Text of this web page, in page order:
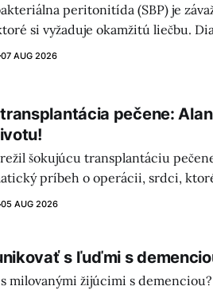
peritonitída (SBP) je
si vyžaduje okamžitú liečbu.
liečbu antibiotikami s podaním
07 AUG 2026
pečene:
šokujúcu transplantáciu
príbeh o operácii, srdci, ktoré
šancu na život. Ďakuje NHS a
05 AUG 2026
s ľuďmi s
s milovanými žijúcimi s